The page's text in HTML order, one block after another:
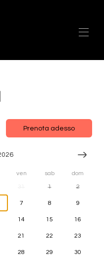
(1)
Prenota adesso
ven sab dom
1 2
7 8 9
14 15 16
21 22 23
28 29 30